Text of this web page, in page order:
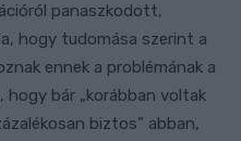
panaszkodott,
hogy tudomása szerint a
ennek a problémának a
bár „korábban voltak
biztos” abban,